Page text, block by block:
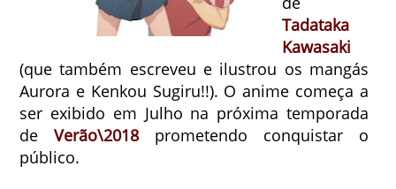
Tadataka
Kawasaki
(que também escreveu e ilustrou os mangás
Aurora e Kenkou Sugiru!!). O anime começa a
ser exibido em Julho na próxima temporada
deVerão\2018 prometendo conquistar o
público.